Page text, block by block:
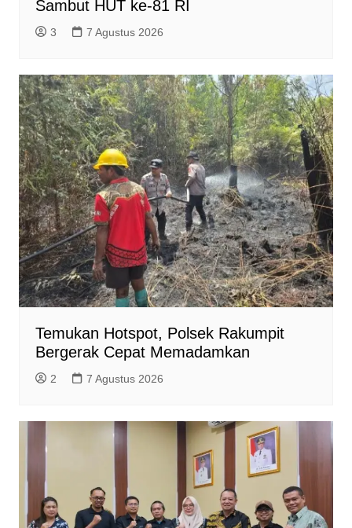
Sambut HUT ke-81 RI
3 7 Agustus 2026
Temukan Hotspot, Polsek Rakumpit
Bergerak Cepat Memadamkan
2 7 Agustus 2026